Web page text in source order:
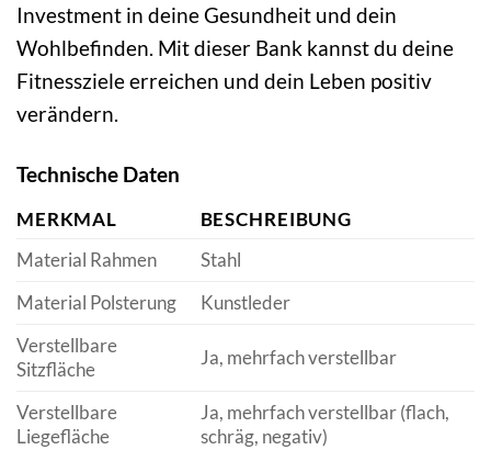
Investment in deine Gesundheit und dein
Wohlbefinden. Mit dieser Bank kannst du deine
Fitnessziele erreichen und dein Leben positiv
verändern.
Technische Daten
MERKMAL
BESCHREIBUNG
Material Rahmen
Stahl
Material Polsterung
Kunstleder
Verstellbare
Sitzfläche
Ja, mehrfach verstellbar
Verstellbare
Liegefläche
Ja, mehrfach verstellbar (flach,
schräg, negativ)